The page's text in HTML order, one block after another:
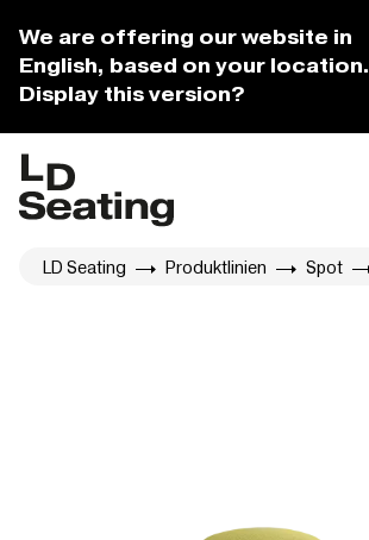
We are offering our website in
English, based on your location.
Display this version?
LD Seating Produktlinien Spot